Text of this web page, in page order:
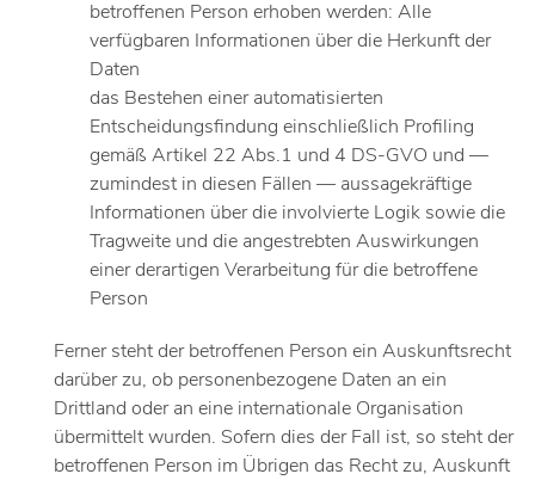
betroffenen Person erhoben werden: Alle
verfügbaren Informationen über die Herkunft der
Daten
das Bestehen einer automatisierten
Entscheidungsfindung einschließlich Profiling
gemäß Artikel 22 Abs.1 und 4 DS-GVO und —
zumindest in diesen Fällen — aussagekräftige
Informationen über die involvierte Logik sowie die
Tragweite und die angestrebten Auswirkungen
einer derartigen Verarbeitung für die betroffene
Person
Ferner steht der betroffenen Person ein Auskunftsrecht
darüber zu, ob personenbezogene Daten an ein
Drittland oder an eine internationale Organisation
übermittelt wurden. Sofern dies der Fall ist, so steht der
betroffenen Person im Übrigen das Recht zu, Auskunft